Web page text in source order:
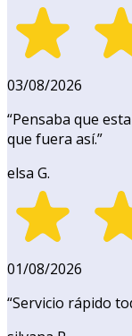
03/08/2026
“Pensaba que
que fuera así.”
elsa G.
01/08/2026
“Servicio rápido